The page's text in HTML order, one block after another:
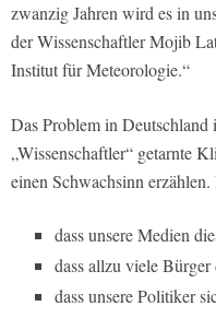
zwanzig Jahren wird es in
der Wissenschaftler Mojib
Institut für Meteorologie.“
Das Problem in Deutschland
„Wissenschaftler“ getarnte
einen Schwachsinn
dass unsere Medien
dass allzu viele
dass unsere Politiker